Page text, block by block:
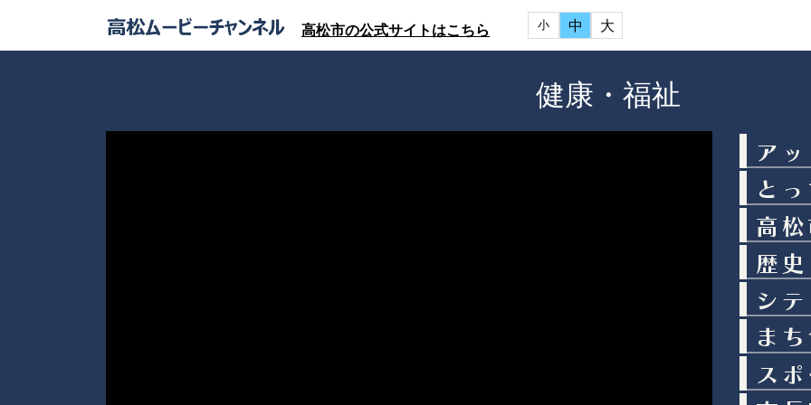
高松市の公式サイトはこちら 小 中 大
健康・福祉